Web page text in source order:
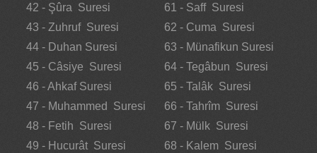
42 - Şûra Suresi
43 - Zuhruf Suresi
44 - Duhan Suresi
45 - Câsiye Suresi
46 - Ahkaf Suresi
47 - Muhammed Suresi
48 - Fetih Suresi
49 - Hucurât Suresi
61 - Saff Suresi
62 - Cuma Suresi
63 - Münafikun Suresi
64 - Tegâbun Suresi
65 - Talâk Suresi
66 - Tahrîm Suresi
67 - Mülk Suresi
68 - Kalem Suresi